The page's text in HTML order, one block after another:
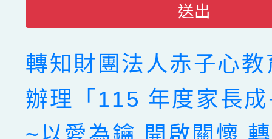
送出
轉知財團法人赤子心
辦理「115 年度家長